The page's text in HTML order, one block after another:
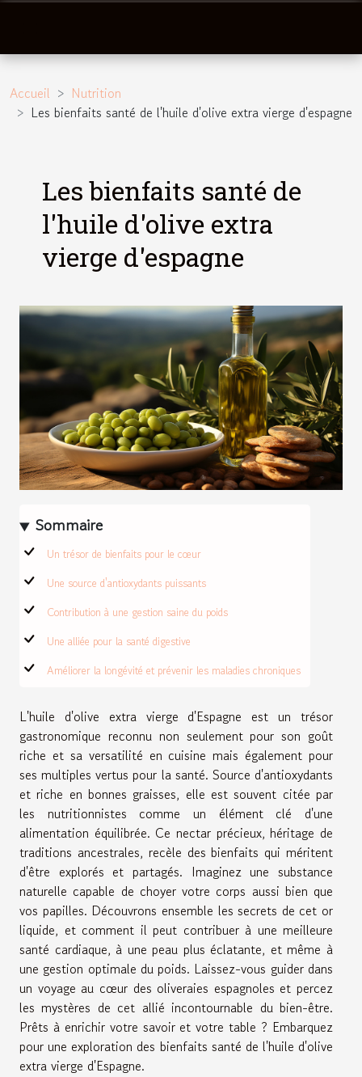
Accueil
Nutrition
Les bienfaits santé de l'huile d'olive extra vierge d'espagne
Les bienfaits santé de
l'huile d'olive extra
vierge d'espagne
Sommaire
Un trésor de bienfaits pour le cœur
Une source d'antioxydants puissants
Contribution à une gestion saine du poids
Une alliée pour la santé digestive
Améliorer la longévité et prévenir les maladies chroniques
L'huile d'olive extra vierge d'Espagne est un trésor
gastronomique reconnu non seulement pour son goût
riche et sa versatilité en cuisine mais également pour
ses multiples vertus pour la santé. Source d'antioxydants
et riche en bonnes graisses, elle est souvent citée par
les nutritionnistes comme un élément clé d'une
alimentation équilibrée. Ce nectar précieux, héritage de
traditions ancestrales, recèle des bienfaits qui méritent
d'être explorés et partagés. Imaginez une substance
naturelle capable de choyer votre corps aussi bien que
vos papilles. Découvrons ensemble les secrets de cet or
liquide, et comment il peut contribuer à une meilleure
santé cardiaque, à une peau plus éclatante, et même à
une gestion optimale du poids. Laissez-vous guider dans
un voyage au cœur des oliveraies espagnoles et percez
les mystères de cet allié incontournable du bien-être.
Prêts à enrichir votre savoir et votre table ? Embarquez
pour une exploration des bienfaits santé de l'huile d'olive
extra vierge d'Espagne.